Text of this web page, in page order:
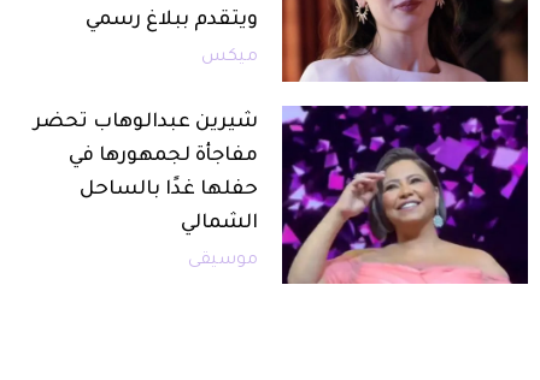
ويتقدم ببلاغ رسمي
ميكس
شيرين عبدالوهاب تحضر
مفاجأة لجمهورها في
حفلها غدًا بالساحل
الشمالي
موسيقى